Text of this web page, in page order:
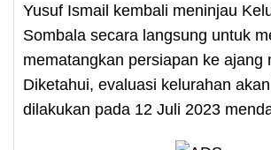
Yusuf Ismail kembali meninjau
Sombala secara langsung untuk
mematangkan persiapan ke ajang
Diketahui, evaluasi kelurahan
dilakukan pada 12 Juli 2023